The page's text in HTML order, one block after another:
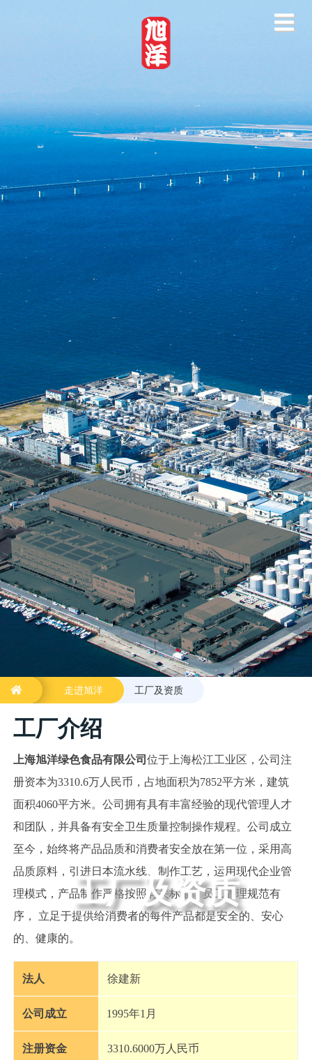
走进旭洋
工厂及资质
最新消息
豆制品知识
精选食谱
联系我们
联系信息
问卷调研
工厂及资质
走进旭洋 工厂及资质
工厂介绍
上海旭洋绿色食品有限公司位于上海松江工业区，公司注
册资本为3310.6万人民币，占地面积为7852平方米，建筑
面积4060平方米。公司拥有具有丰富经验的现代管理人才
和团队，并具备有安全卫生质量控制操作规程。公司成立
至今，始终将产品品质和消费者安全放在第一位，采用高
品质原料，引进日本流水线、制作工艺，运用现代企业管
理模式，产品制作严格按照有关标准，员工管理规范有
序， 立足于提供给消费者的每件产品都是安全的、安心
的、健康的。
法人 徐建新
公司成立 1995年1月
注册资金 3310.6000万人民币